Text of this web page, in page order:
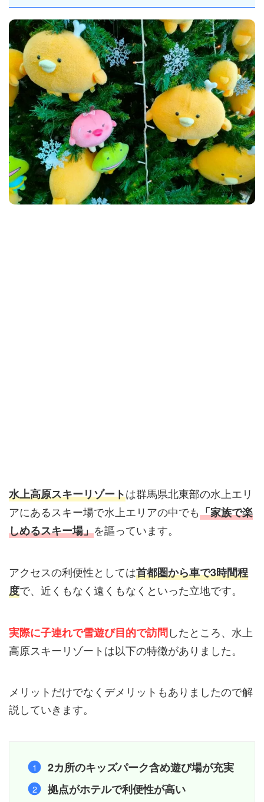
水上高原スキーリゾートは群馬県北東部の水上エリ
アにあるスキー場で水上エリアの中でも「家族で楽
しめるスキー場」を謳っています。
アクセスの利便性としては首都圏から車で3時間程
度で、近くもなく遠くもなくといった立地です。
実際に子連れで雪遊び目的で訪問したところ、水上
高原スキーリゾートは以下の特徴がありました。
メリットだけでなくデメリットもありましたので解
説していきます。
2カ所のキッズパーク含め遊び場が充実
拠点がホテルで利便性が高い